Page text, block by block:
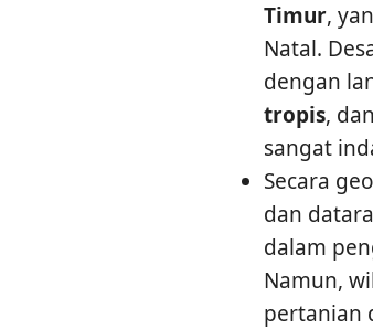
Timur,
Natal.
dengan
tropis, dan
sangat
Secara
dan
dalam
Namun,
pertanian